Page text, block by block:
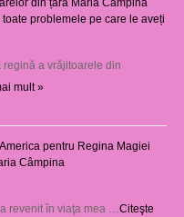
din țară Maria Câmpina
problemele pe care le aveți
a vrăjitoarele din
mult »
pentru Regina Magiei
Câmpina
revenit în viaţa mea …Citeşte